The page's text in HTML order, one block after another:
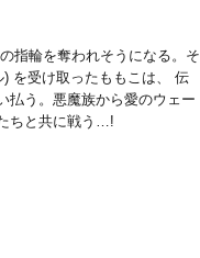
指輪を奪われそうになる。そ
を受け取ったももこは、 伝
払う。悪魔族から愛のウェー
ちと共に戦う…!